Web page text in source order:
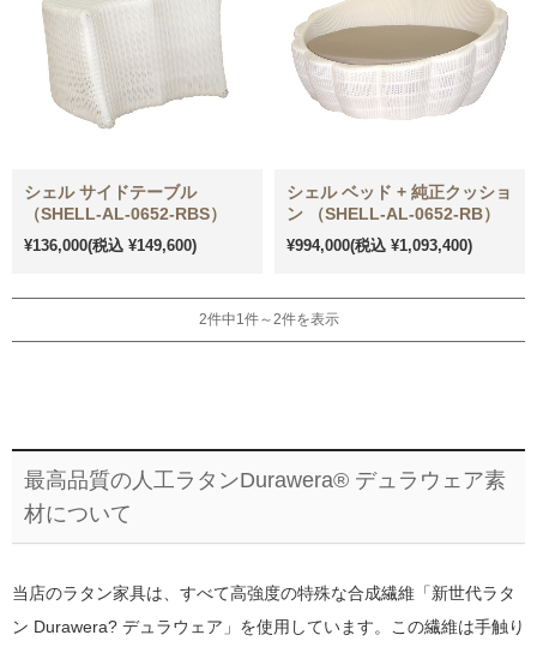
シェル サイドテーブル
（SHELL-AL-0652-RBS）
¥136,000(税込 ¥149,600)
シェル ベッド + 純正クッショ
ン （SHELL-AL-0652-RB）
¥994,000(税込 ¥1,093,400)
2件中1件～2件を表示
最高品質の人工ラタンDurawera® デュラウェア素
材について
当店のラタン家具は、すべて高強度の特殊な合成繊維「新世代ラタ
ン Durawera? デュラウェア」を使用しています。この繊維は手触り